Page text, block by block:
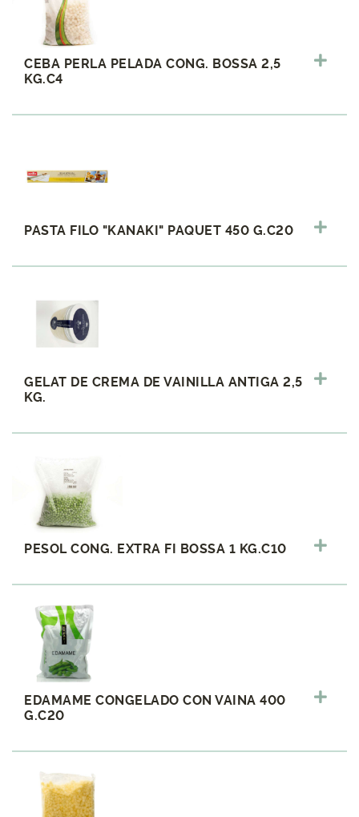
CEBA PERLA PELADA CONG. BOSSA 2,5
KG.C4
PASTA FILO "KANAKI" PAQUET 450 G.C20
GELAT DE CREMA DE VAINILLA ANTIGA 2,5
KG.
PESOL CONG. EXTRA FI BOSSA 1 KG.C10
EDAMAME CONGELADO CON VAINA 400
G.C20